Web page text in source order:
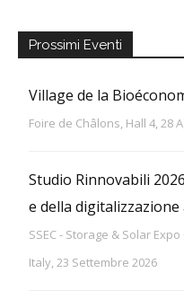
Prossimi Eventi
Village de la
Foire de Châlons, Hall 4, 28
Studio Rinnovabili
e della
SSEC - Storage & Solar
Italy, 23 Settembre 2026